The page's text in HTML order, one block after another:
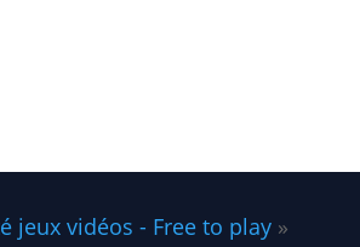
jeux vidéos - Free to play »